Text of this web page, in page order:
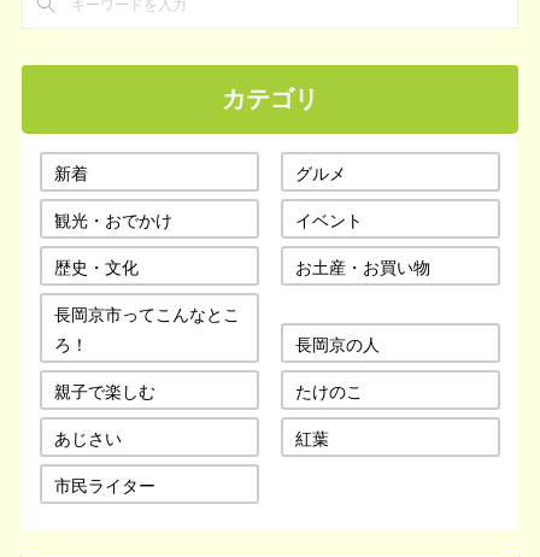
カテゴリ
新着
グルメ
観光・おでかけ
イベント
歴史・文化
お土産・お買い物
長岡京市ってこんなとこ
ろ！
長岡京の人
親子で楽しむ
たけのこ
あじさい
紅葉
市民ライター